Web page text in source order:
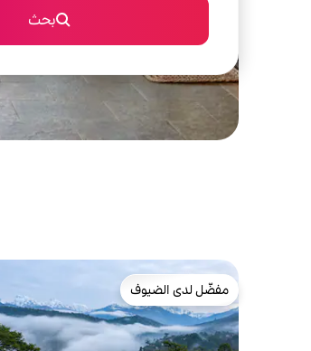
بحث
مفضّل لدى الضيوف
مفضّل لدى الضيوف